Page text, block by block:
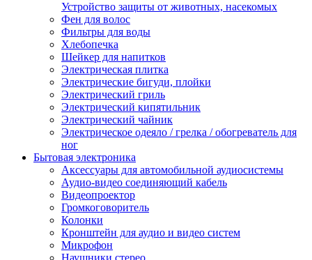
Устройство защиты от животных, насекомых
Фен для волос
Фильтры для воды
Хлебопечка
Шейкер для напитков
Электрическая плитка
Электрические бигуди, плойки
Электрический гриль
Электрический кипятильник
Электрический чайник
Электрическое одеяло / грелка / обогреватель для
ног
Бытовая электроника
Аксессуары для автомобильной аудиосистемы
Аудио-видео соединяющий кабель
Видеопроектор
Громкоговоритель
Колонки
Кронштейн для аудио и видео систем
Микрофон
Наушники стерео